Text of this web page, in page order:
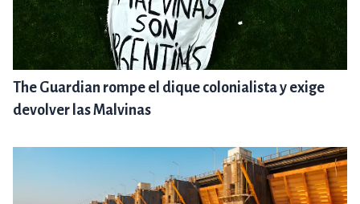
The Guardian rompe el dique colonialista y exige
devolver las Malvinas